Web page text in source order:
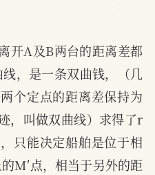
开A及B两台的距离差都
，是一条双曲钱，（几
个定点的距离差保持为
，叫做双曲线）求得了r
只能决定船舶是位于相
M′点，相当于另外的距